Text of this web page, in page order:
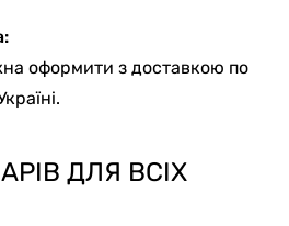
оформити з доставкою по
ДЛЯ ВСІХ